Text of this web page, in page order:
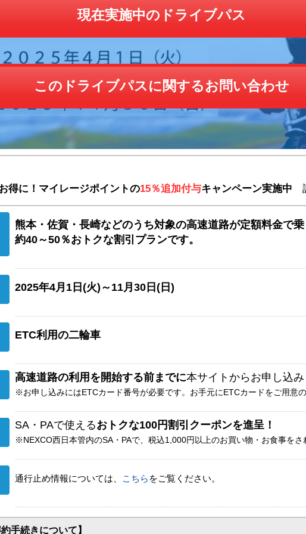
現在実施中のドライブパス
このドライブパスに関するお問い合わせ
得に！マイレージポイントの15％追加付与キャンペーン実施中
熊本・佐賀・長崎などのうち対象の高速道路が定額料金で
約40～50％おトクな割引プランです。
2025年4月1日(火)～11月30日(日)
ETC利用の二輪車
高速道路の利用を開始する前までに本サイトからお申し込
※お申し込みにはETCカード番号が必要です。お手元にETCカードをご用意
SA・PAで使えるおトクな100円割引クーポンを進呈！
※NEXCO西日本管内のSA・PAで、税込1,000円以上のお買い物・お食事を
通行止め情報については、 こちら をご覧ください。
手続きについて】